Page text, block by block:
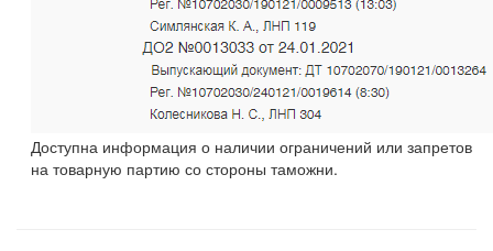
Доступна информация о наличии ограничений или запретов
на товарную партию со стороны таможни.